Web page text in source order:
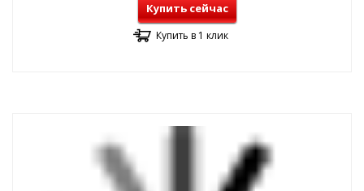
Купить сейчас
Купить в 1 клик